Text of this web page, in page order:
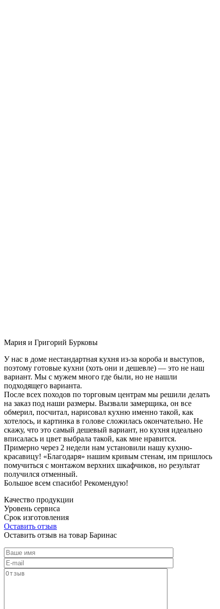
Мария и Григорий Бурковы
У нас в доме нестандартная кухня из-за короба и выступов,
поэтому готовые кухни (хоть они и дешевле) — это не наш
вариант. Мы с мужем много где были, но не нашли
подходящего варианта.
После всех походов по торговым центрам мы решили делать
на заказ под наши размеры. Вызвали замерщика, он все
обмерил, посчитал, нарисовал кухню именно такой, как
хотелось, и картинка в голове сложилась окончательно. Не
скажу, что это самый дешевый вариант, но кухня идеально
вписалась и цвет выбрала такой, как мне нравится.
Примерно через 2 недели нам установили нашу кухню-
красавицу! «Благодаря» нашим кривым стенам, им пришлось
помучиться с монтажом верхних шкафчиков, но результат
получился отменный.
Большое всем спасибо! Рекомендую!
Качество продукции
Уровень сервиса
Срок изготовления
Оставить отзыв
Оставить отзыв на товар Баринас